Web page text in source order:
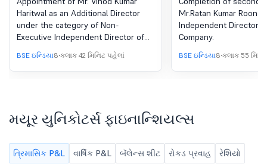
(LODR)-Change in
Directorate
Haritwal as an Additional Director
under the category of Non-
Executive Independent Director of
the Company with effect from
August 06,2026.
BSE ઇન્ડિયા8 કલાક 42 મિનિટ પહેલાં
(LODR)-Cessation
Mr.Ratan Kumar
Independent Director
Company.
BSE ઇન્ડિયા8 કલાક 55
મયૂર યુનિકોટર્સ ફાઇનાન્શિયલ્સ
ત્રિમાસિક P&L વાર્ષિક P&L બૅલેન્સ શીટ રોકડ પ્રવાહ રેશિયો